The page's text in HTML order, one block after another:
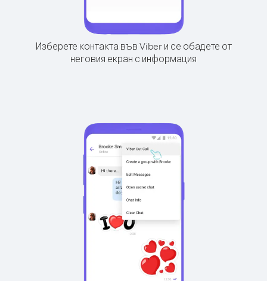
Изберете контакта във Viber и се обадете от
неговия екран с информация